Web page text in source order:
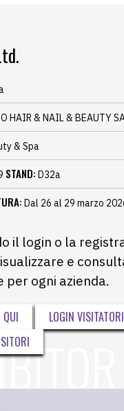
HAIR & NAIL & BEAUTY
& Spa
STAND: D32a
Dal 26 al 29 marzo
il login o la
e
ogni azienda.
QUI
LOGIN VISITATORI